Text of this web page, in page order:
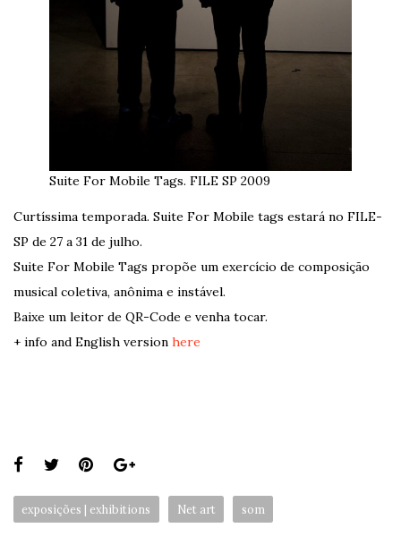
Suite For Mobile Tags. FILE SP 2009
Curtíssima temporada. Suite For Mobile tags estará no FILE-
SP de 27 a 31 de julho.
Suite For Mobile Tags propõe um exercício de composição
musical coletiva, anônima e instável.
Baixe um leitor de QR-Code e venha tocar.
+ info and English version here
Share
page:
Categories:
exposições | exhibitions Net art som